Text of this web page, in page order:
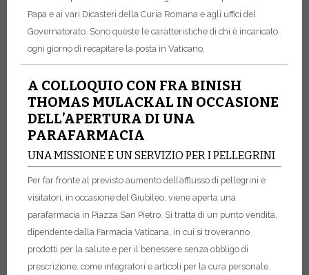
Papa e ai vari Dicasteri della Curia Romana e agli uffici del
Governatorato. Sono queste le caratteristiche di chi è incaricato
ogni giorno di recapitare la posta in Vaticano.
A COLLOQUIO CON FRA BINISH
THOMAS MULACKAL IN OCCASIONE
DELL’APERTURA DI UNA
PARAFARMACIA
UNA MISSIONE E UN SERVIZIO PER I PELLEGRINI
Per far fronte al previsto aumento dell’afflusso di pellegrini e
visitatori, in occasione del Giubileo, viene aperta una
parafarmacia in Piazza San Pietro. Si tratta di un punto vendita,
dipendente dalla Farmacia Vaticana, in cui si troveranno
prodotti per la salute e per il benessere senza obbligo di
prescrizione, come integratori e articoli per la cura personale.